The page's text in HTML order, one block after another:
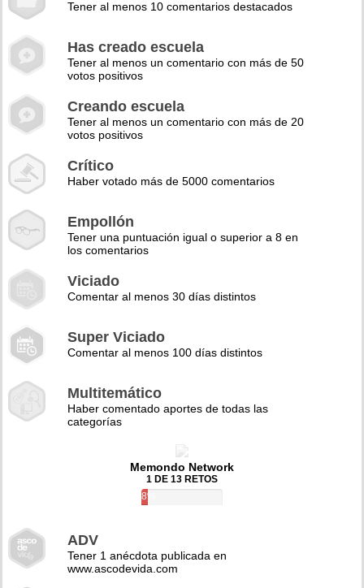
Tener al menos 10 comentarios destacados
Has creado escuela
Tener al menos un comentario con más de 50
votos positivos
Creando escuela
Tener al menos un comentario con más de 20
votos positivos
Crítico
Haber votado más de 5000 comentarios
Empollón
Tener una puntuación igual o superior a 8 en
los comentarios
Viciado
Comentar al menos 30 días distintos
Super Viciado
Comentar al menos 100 días distintos
Multitemático
Haber comentado aportes de todas las
categorías
Memondo Network
1 DE 13 RETOS
8%
ADV
Tener 1 anécdota publicada en
www.ascodevida.com